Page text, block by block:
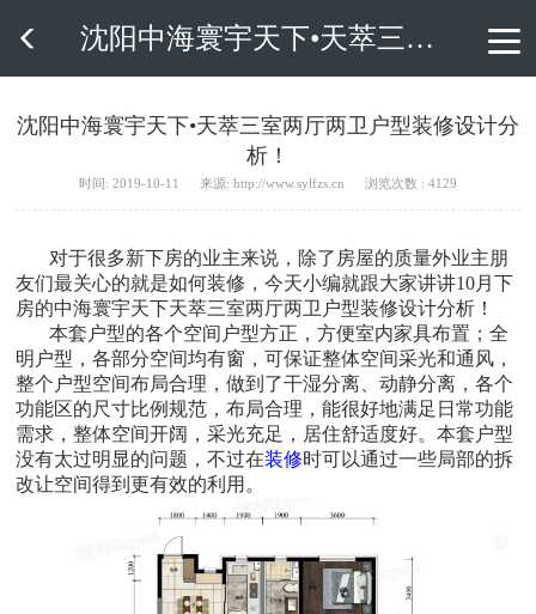
 沈阳中海寰宇天下•天萃三室两厅两卫户型装修设计分析！
沈阳中海寰宇天下•天萃三室两厅两卫户型装修设计分
析！
时间: 2019-10-11 来源: http://www.sylfzs.cn 浏览次数 : 4129
对于很多新下房的业主来说，除了房屋的质量外业主朋
友们最关心的就是如何装修，今天小编就跟大家讲讲10月下
房的中海寰宇天下天萃三室两厅两卫户型装修设计分析！
本套户型的各个空间户型方正，方便室内家具布置；全
明户型，各部分空间均有窗，可保证整体空间采光和通风，
整个户型空间布局合理，做到了干湿分离、动静分离，各个
功能区的尺寸比例规范，布局合理，能很好地满足日常功能
需求，整体空间开阔，采光充足，居住舒适度好。本套户型
没有太过明显的问题，不过在装修时可以通过一些局部的拆
改让空间得到更有效的利用。